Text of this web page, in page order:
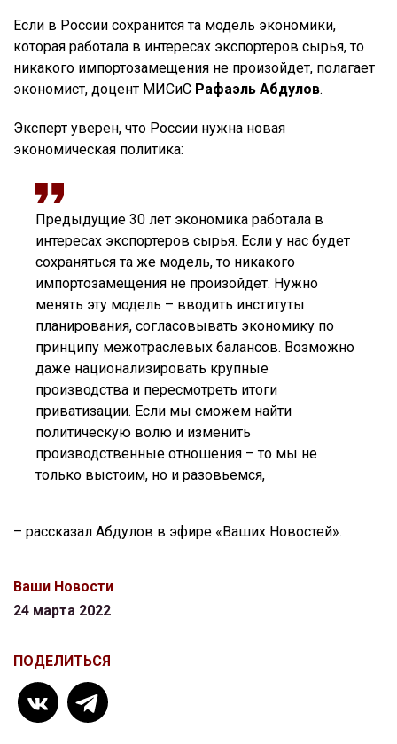
Если в России сохранится та модель экономики,
которая работала в интересах экспортеров сырья, то
никакого импортозамещения не произойдет, полагает
экономист, доцент МИСиС Рафаэль Абдулов.
Эксперт уверен, что России нужна новая
экономическая политика:
Предыдущие 30 лет экономика работала в
интересах экспортеров сырья. Если у нас будет
сохраняться та же модель, то никакого
импортозамещения не произойдет. Нужно
менять эту модель – вводить институты
планирования, согласовывать экономику по
принципу межотраслевых балансов. Возможно
даже национализировать крупные
производства и пересмотреть итоги
приватизации. Если мы сможем найти
политическую волю и изменить
производственные отношения – то мы не
только выстоим, но и разовьемся,
– рассказал Абдулов в эфире «Ваших Новостей».
Ваши Новости
24 марта 2022
ПОДЕЛИТЬСЯ